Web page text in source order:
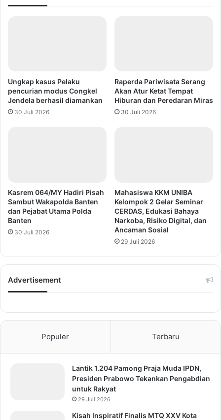
Ungkap kasus Pelaku
pencurian modus Congkel
Jendela berhasil diamankan
30 Juli 2026
Raperda Pariwisata Serang
Akan Atur Ketat Tempat
Hiburan dan Peredaran Miras
30 Juli 2026
Kasrem 064/MY Hadiri Pisah
Sambut Wakapolda Banten
dan Pejabat Utama Polda
Banten
30 Juli 2026
Mahasiswa KKM UNIBA
Kelompok 2 Gelar Seminar
CERDAS, Edukasi Bahaya
Narkoba, Risiko Digital, dan
Ancaman Sosial
29 Juli 2026
Advertisement
Populer Terbaru
Lantik 1.204 Pamong Praja Muda IPDN,
Presiden Prabowo Tekankan Pengabdian
untuk Rakyat
29 Juli 2026
Kisah Inspiratif Finalis MTQ XXV Kota